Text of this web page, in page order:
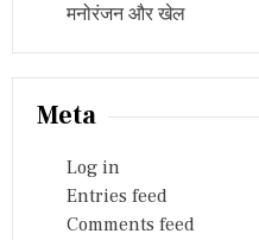
मनोरंजन और खेल
Meta
Log in
Entries feed
Comments feed